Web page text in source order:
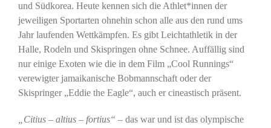
und Südkorea. Heute kennen sich die Athlet*innen der
jeweiligen Sportarten ohnehin schon alle aus den rund ums
Jahr laufenden Wettkämpfen. Es gibt Leichtathletik in der
Halle, Rodeln und Skispringen ohne Schnee. Auffällig sind
nur einige Exoten wie die in dem Film „Cool Runnings“
verewigter jamaikanische Bobmannschaft oder der
Skispringer „Eddie the Eagle“, auch er cineastisch präsent.
„Citius – altius – fortius“ – das war und ist das olympische